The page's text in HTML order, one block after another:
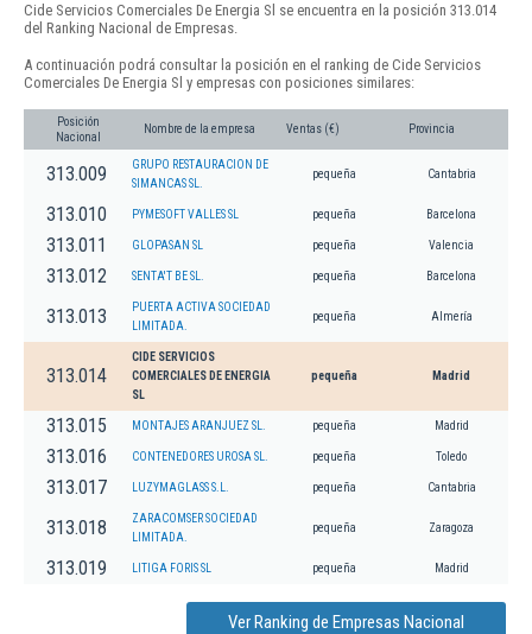
Cide Servicios Comerciales De Energia Sl se encuentra en la posición 313.014
del Ranking Nacional de Empresas.
A continuación podrá consultar la posición en el ranking de Cide Servicios
Comerciales De Energia Sl y empresas con posiciones similares:
Posición
Nacional
Nombre de la empresa Ventas (€) Provincia
313.009
GRUPO RESTAURACION DE
SIMANCAS SL.
pequeña Cantabria
313.010 PYMESOFT VALLES SL pequeña Barcelona
313.011 GLOPASAN SL pequeña Valencia
313.012 SENTA'T BE SL. pequeña Barcelona
313.013
PUERTA ACTIVA SOCIEDAD
LIMITADA.
pequeña Almería
313.014
CIDE SERVICIOS
COMERCIALES DE ENERGIA
SL
pequeña Madrid
313.015 MONTAJES ARANJUEZ SL. pequeña Madrid
313.016 CONTENEDORES UROSA SL. pequeña Toledo
313.017 LUZYMAGLASS S.L. pequeña Cantabria
313.018
ZARACOMSER SOCIEDAD
LIMITADA.
pequeña Zaragoza
313.019 LITIGA FORIS SL pequeña Madrid
Ver Ranking de Empresas Nacional